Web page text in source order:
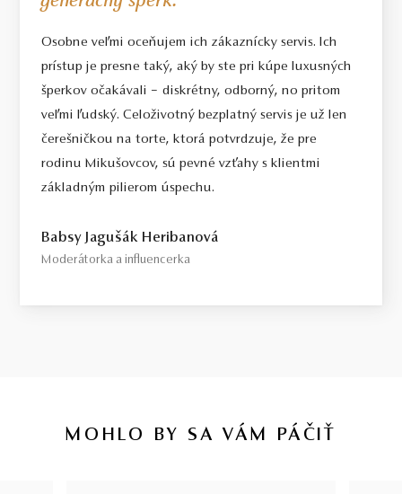
Osobne veľmi oceňujem ich zákaznícky servis. Ich
prístup je presne taký, aký by ste pri kúpe luxusných
šperkov očakávali – diskrétny, odborný, no pritom
veľmi ľudský. Celoživotný bezplatný servis je už len
čerešničkou na torte, ktorá potvrdzuje, že pre
rodinu Mikušovcov, sú pevné vzťahy s klientmi
základným pilierom úspechu.
Babsy Jagušák Heribanová
Moderátorka a influencerka
MOHLO BY SA VÁM PÁČIŤ